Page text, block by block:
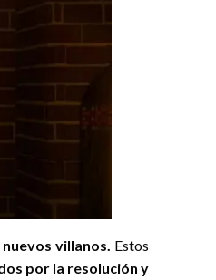
villanos. Estos
por la resolución y